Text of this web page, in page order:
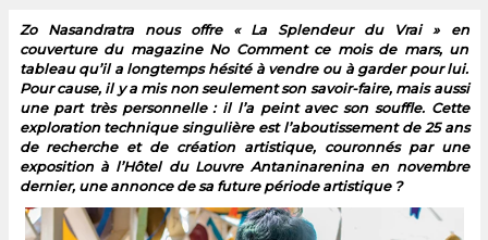
Zo Nasandratra nous offre « La Splendeur du Vrai » en
couverture du magazine No Comment ce mois de mars, un
tableau qu’il a longtemps hésité à vendre ou à garder pour lui.
Pour cause, il y a mis non seulement son savoir-faire, mais aussi
une part très personnelle : il l’a peint avec son souffle. Cette
exploration technique singulière est l’aboutissement de 25 ans
de recherche et de création artistique, couronnés par une
exposition à l’Hôtel du Louvre Antaninarenina en novembre
dernier, une annonce de sa future période artistique ?